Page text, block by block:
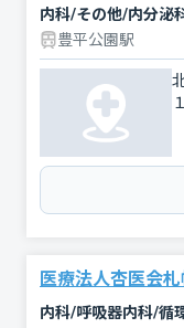
豊平公園駅
医療法人杏医会